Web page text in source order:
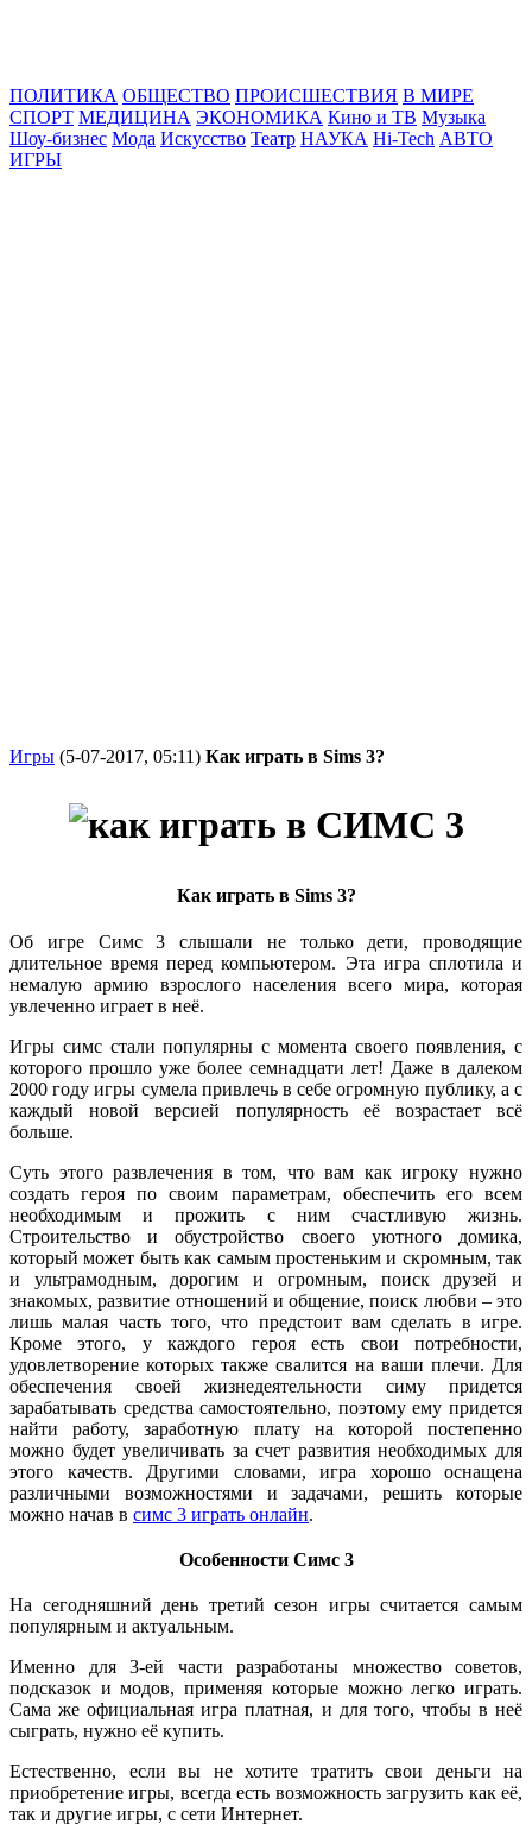
ПОЛИТИКА ОБЩЕСТВО ПРОИСШЕСТВИЯ В МИРЕ
СПОРТ МЕДИЦИНА ЭКОНОМИКА Кино и ТВ Музыка
Шоу-бизнес Мода Искусство Театр НАУКА Hi-Tech АВТО
ИГРЫ
Игры (5-07-2017, 05:11) Как играть в Sims 3?
Как играть в Sims 3?
Об игре Симс 3 слышали не только дети, проводящие
длительное время перед компьютером. Эта игра сплотила и
немалую армию взрослого населения всего мира, которая
увлеченно играет в неё.
Игры симс стали популярны с момента своего появления, с
которого прошло уже более семнадцати лет! Даже в далеком
2000 году игры сумела привлечь в себе огромную публику, а с
каждый новой версией популярность её возрастает всё
больше.
Суть этого развлечения в том, что вам как игроку нужно
создать героя по своим параметрам, обеспечить его всем
необходимым и прожить с ним счастливую жизнь.
Строительство и обустройство своего уютного домика,
который может быть как самым простеньким и скромным, так
и ультрамодным, дорогим и огромным, поиск друзей и
знакомых, развитие отношений и общение, поиск любви – это
лишь малая часть того, что предстоит вам сделать в игре.
Кроме этого, у каждого героя есть свои потребности,
удовлетворение которых также свалится на ваши плечи. Для
обеспечения своей жизнедеятельности симу придется
зарабатывать средства самостоятельно, поэтому ему придется
найти работу, заработную плату на которой постепенно
можно будет увеличивать за счет развития необходимых для
этого качеств. Другими словами, игра хорошо оснащена
различными возможностями и задачами, решить которые
можно начав в симс 3 играть онлайн.
Особенности Симс 3
На сегодняшний день третий сезон игры считается самым
популярным и актуальным.
Именно для 3-ей части разработаны множество советов,
подсказок и модов, применяя которые можно легко играть.
Сама же официальная игра платная, и для того, чтобы в неё
сыграть, нужно её купить.
Естественно, если вы не хотите тратить свои деньги на
приобретение игры, всегда есть возможность загрузить как её,
так и другие игры, с сети Интернет.